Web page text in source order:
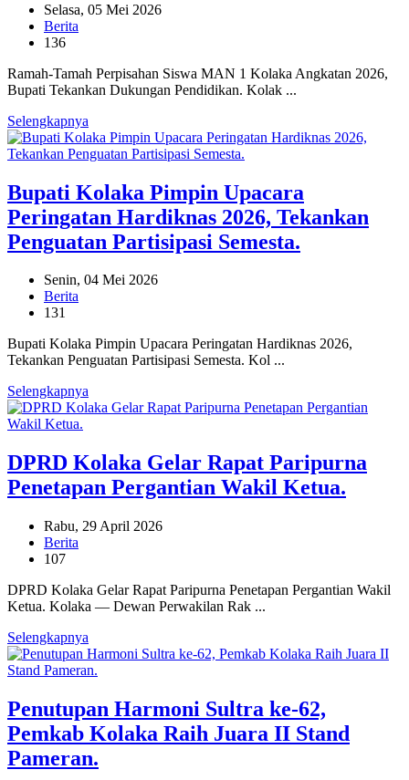
Selasa, 05 Mei 2026
Berita
136
Ramah-Tamah Perpisahan Siswa MAN 1 Kolaka Angkatan 2026,
Bupati Tekankan Dukungan Pendidikan. Kolak ...
Selengkapnya
Bupati Kolaka Pimpin Upacara
Peringatan Hardiknas 2026, Tekankan
Penguatan Partisipasi Semesta.
Senin, 04 Mei 2026
Berita
131
Bupati Kolaka Pimpin Upacara Peringatan Hardiknas 2026,
Tekankan Penguatan Partisipasi Semesta. Kol ...
Selengkapnya
DPRD Kolaka Gelar Rapat Paripurna
Penetapan Pergantian Wakil Ketua.
Rabu, 29 April 2026
Berita
107
DPRD Kolaka Gelar Rapat Paripurna Penetapan Pergantian Wakil
Ketua. Kolaka — Dewan Perwakilan Rak ...
Selengkapnya
Penutupan Harmoni Sultra ke-62,
Pemkab Kolaka Raih Juara II Stand
Pameran.